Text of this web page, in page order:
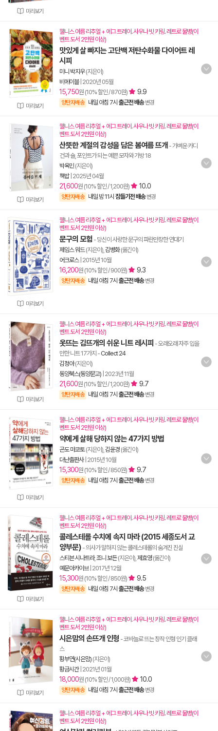
미리보기
미리보기
웰니스 여름 리추얼 + 에그 트레이. 사우나 빗 키링. 레트로 물병(이
벤트 도서 2만원 이상)
맛있게 살 빠지는 고단백 저탄수화물 다이어트 레
시피
미니 박지우(지은이)
비에이블| 2020년 05월
15,750원 (10% 할인 / 870원) 9.9
양탄자배송 내일 아침 7시 출근전 배송 변경
미리보기
웰니스 여름 리추얼 + 에그 트레이. 사우나 빗 키링. 레트로 물병(이
벤트 도서 2만원 이상)
산뜻한 계절의 감성을 담은 봄여름 뜨개 - 가벼운 카디
건과 숄, 포인트가 되는 예쁜 모자와 가방 18
박옥민(지은이)
책밥| 2025년 04월
21,600원 (10% 할인 / 1,200원) 10.0
양탄자배송 내일 밤 11시 잠들기전 배송 변경
미리보기
웰니스 여름 리추얼 + 에그 트레이. 사우나 빗 키링. 레트로 물병(이
벤트 도서 2만원 이상)
문구의 모험 - 당신이 사랑한 문구의 파란만장한 연대기
제임스 워드(지은이), 김병화(옮긴이)
어크로스| 2015년 10월
16,200원 (10% 할인 / 900원) 9.3
양탄자배송 내일 아침 7시 출근전 배송 변경
미리보기
웰니스 여름 리추얼 + 에그 트레이. 사우나 빗 키링. 레트로 물병(이
벤트 도서 2만원 이상)
옷뜨는 김뜨개의 쉬운 니트 레시피 - 오래오래 자주 입을
만한 니트 17가지 -Collect 24
김정아(지은이)
동양북스(동양문고) 2023년 11월
21,600원 (10% 할인 / 1,200원) 9.7
양탄자배송 내일 아침 7시 출근전 배송 변경
미리보기
웰니스 여름 리추얼 + 에그 트레이. 사우나 빗 키링. 레트로 물병(이
벤트 도서 2만원 이상)
약에게 살해 당하지 않는 47가지 방법
곤도 마코토(지은이), 김윤경 (옮긴이)
더난출판사| 2015년 10월
15,300원 (10% 할인 / 850원) 9.7
양탄자배송 내일 아침 7시 출근전 배송 변경
미리보기
웰니스 여름 리추얼 + 에그 트레이. 사우나 빗 키링. 레트로 물병(이
벤트 도서 2만원 이상)
콜레스테롤 수치에 속지 마라 (2015 세종도서 교
양부문) - 의사가 말하지 않는 콜레스테롤의 숨겨진 진실
스티븐 시나트라,조니 보든(지은이), 제효영(옮긴이)
예문아카이브| 2017년 12월
15,300원 (10% 할인 / 850원) 9.5
양탄자배송 내일 아침 7시 출근전 배송 변경
미리보기
웰니스 여름 리추얼 + 에그 트레이. 사우나 빗 키링. 레트로 물병(이
벤트 도서 2만원 이상)
시은맘의 손뜨개 인형 - 코바늘로 뜨는 창작 인형 인기 클래
스
황부연(시은맘) (지은이)
황금시간| 2021년 01월
18,000원 (10% 할인 / 1,000원) 10.0
양탄자배송 내일 아침 7시 출근전 배송 변경
웰니스 여름 리추얼 + 에그 트레이. 사우나 빗 키링. 레트로 물병(이
벤트 도서 2만원 이상)